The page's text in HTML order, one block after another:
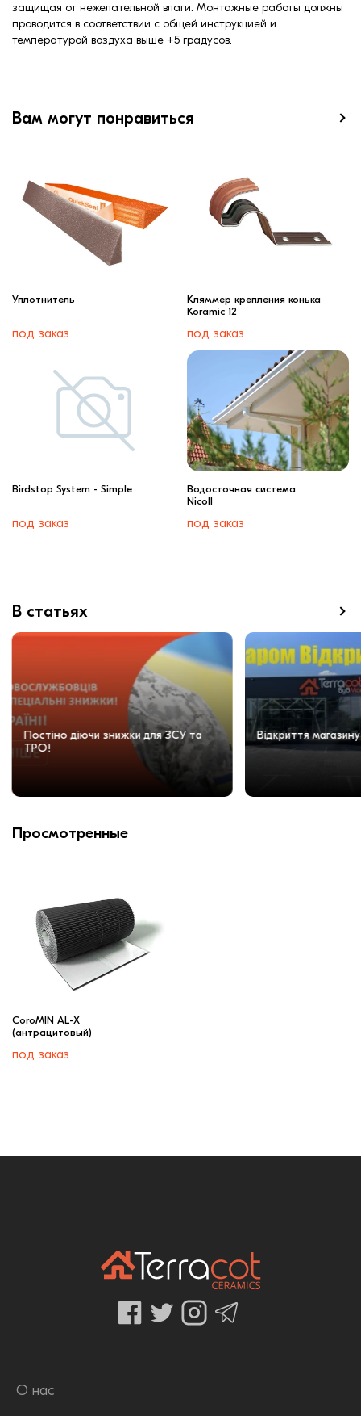
защищая от нежелательной влаги. Монтажные работы должны
проводится в соответствии с общей инструкцией и
температурой воздуха выше +5 градусов.
Вам могут понравиться
Уплотнитель
под заказ
Кляммер крепления конька
Koramic 12
под заказ
Birdstop System - Simple
под заказ
Водосточная система
Nicoll
под заказ
В статьях
Постіно діючи знижки для ЗСУ та
ТРО!
Відкриття магазину
Просмотренные
CoroMIN AL-X
(антрацитовый)
под заказ
О нас